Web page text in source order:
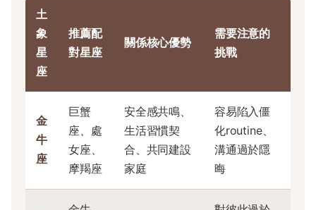
土
象
星
座
推薦配
對星座
關係核心優勢
需要注意的
挑戰
金
牛
座
巨蟹
座、處
女座、
摩羯座
安全感共鳴、
生活習慣契
合、共同建設
家庭
容易陷入僵
化routine、
溝通過於隱
晦